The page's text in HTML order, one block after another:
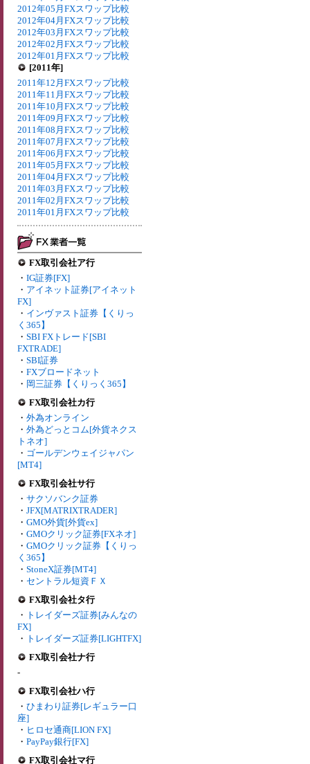
2012年05月FXスワップ比較
2012年04月FXスワップ比較
2012年03月FXスワップ比較
2012年02月FXスワップ比較
2012年01月FXスワップ比較
[2011年]
2011年12月FXスワップ比較
2011年11月FXスワップ比較
2011年10月FXスワップ比較
2011年09月FXスワップ比較
2011年08月FXスワップ比較
2011年07月FXスワップ比較
2011年06月FXスワップ比較
2011年05月FXスワップ比較
2011年04月FXスワップ比較
2011年03月FXスワップ比較
2011年02月FXスワップ比較
2011年01月FXスワップ比較
FX取引会社ア行
・ IG証券[FX]
・ アイネット証券[アイネット
FX]
・ インヴァスト証券【くりっ
く365】
・ SBI FXトレード[SBI
FXTRADE]
・ SBI証券
・ FXブロードネット
・ 岡三証券【くりっく365】
FX取引会社カ行
・ 外為オンライン
・ 外為どっとコム[外貨ネクス
トネオ]
・ ゴールデンウェイジャパン
[MT4]
FX取引会社サ行
・ サクソバンク証券
・ JFX[MATRIXTRADER]
・ GMO外貨[外貨ex]
・ GMOクリック証券[FXネオ]
・ GMOクリック証券【くりっ
く365】
・ StoneX証券[MT4]
・ セントラル短資ＦＸ
FX取引会社タ行
・ トレイダーズ証券[みんなの
FX]
・ トレイダーズ証券[LIGHTFX]
FX取引会社ナ行
-
FX取引会社ハ行
・ ひまわり証券[レギュラー口
座]
・ ヒロセ通商[LION FX]
・ PayPay銀行[FX]
FX取引会社マ行